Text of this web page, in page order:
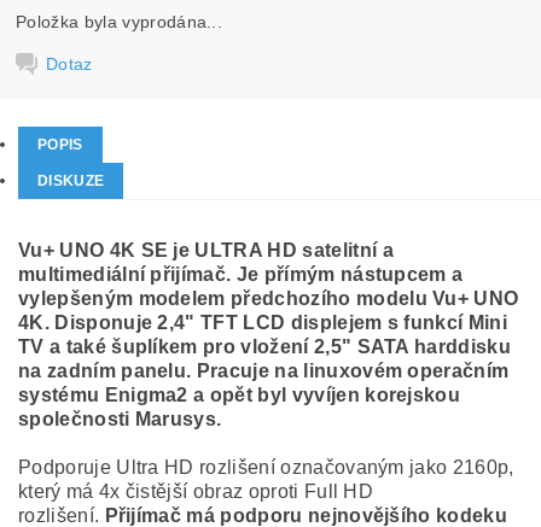
Položka byla vyprodána...
Dotaz
POPIS
DISKUZE
Vu+ UNO 4K SE je ULTRA HD satelitní a
multimediální přijímač. Je přímým nástupcem a
vylepšeným modelem předchozího modelu Vu+ UNO
4K. Disponuje 2,4" TFT LCD displejem s funkcí Mini
TV a také šuplíkem pro vložení 2,5" SATA harddisku
na zadním panelu. Pracuje na linuxovém operačním
systému Enigma2 a opět byl vyvíjen korejskou
společnosti Marusys.
Podporuje Ultra HD rozlišení označovaným jako 2160p,
který má 4x čistější obraz oproti Full HD
rozlišení. Přijímač má podporu nejnovějšího kodeku